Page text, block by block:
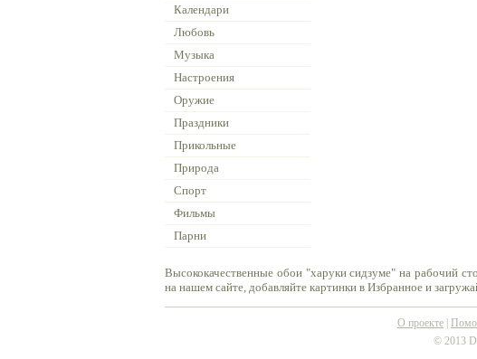
Календари
Любовь
Музыка
Настроения
Оружие
Праздники
Прикольные
Природа
Спорт
Фильмы
Парни
Высококачественные обои "харуки сидзуме" на рабочий
на нашем сайте, добавляйте картинки в Избранное и
О проекте
© 2013